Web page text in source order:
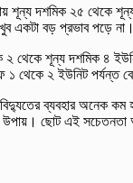
শূন্য দশমিক ২৫ থেকে
একটা বড় প্রভাব পড়ে না।
২ থেকে শূন্য দশমিক
১ থেকে ২ ইউনিট
ব্যবহার অনেক কম
উপায়। ছোট এই